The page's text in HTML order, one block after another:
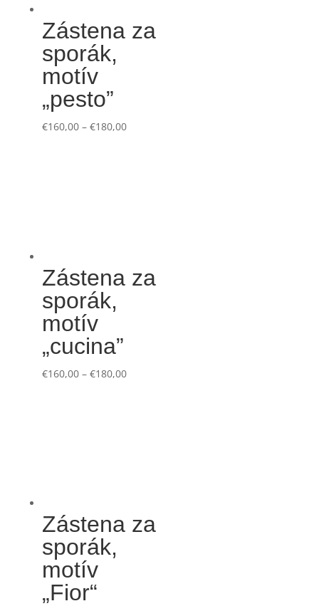
Zástena za
sporák,
motív
„pesto”
€160,00– €180,00
Zástena za
sporák,
motív
„cucina”
€160,00– €180,00
Zástena za
sporák,
motív
„Fior“